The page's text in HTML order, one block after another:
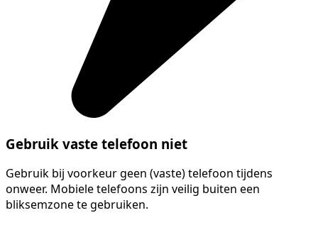
Gebruik vaste telefoon niet
Gebruik bij voorkeur geen (vaste) telefoon tijdens
onweer. Mobiele telefoons zijn veilig buiten een
bliksemzone te gebruiken.